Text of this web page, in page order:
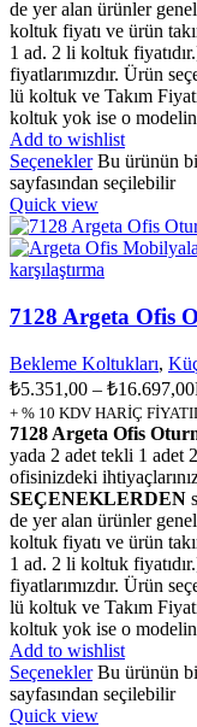
de yer alan ürünler
koltuk fiyatı ve ürün
1 ad. 2 li koltuk
fiyatlarımızdır. Ürün
lü koltuk ve Takım
koltuk yok ise o
Add to wishlist
Seçenekler Bu ürünün
sayfasından seçilebilir
Quick view
karşılaştırma
7128 Argeta Ofis
Bekleme Koltukları,
₺5.351,00 – ₺16.697,00
+ % 10 KDV HARİÇ
7128 Argeta Ofis
yada 2 adet tekli 1 adet
ofisinizdeki
SEÇENEKLERDEN
de yer alan ürünler
koltuk fiyatı ve ürün
1 ad. 2 li koltuk
fiyatlarımızdır. Ürün
lü koltuk ve Takım
koltuk yok ise o
Add to wishlist
Seçenekler Bu ürünün
sayfasından seçilebilir
Quick view